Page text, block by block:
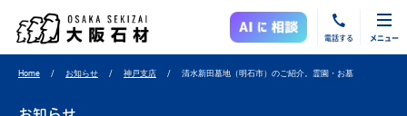
電話する メニュー
Home お知らせ 神戸支店 清水新田墓地（明石市）のご紹介。霊園・お墓